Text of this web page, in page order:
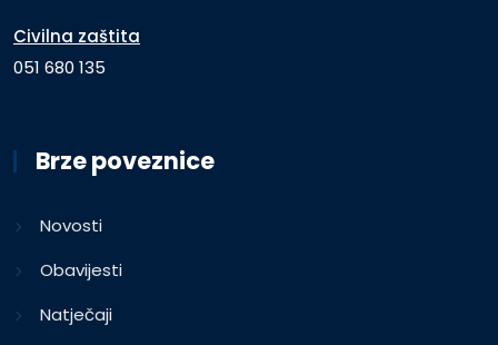
Civilna zaštita
051 680 135
Brze poveznice
Novosti
Obavijesti
Natječaji